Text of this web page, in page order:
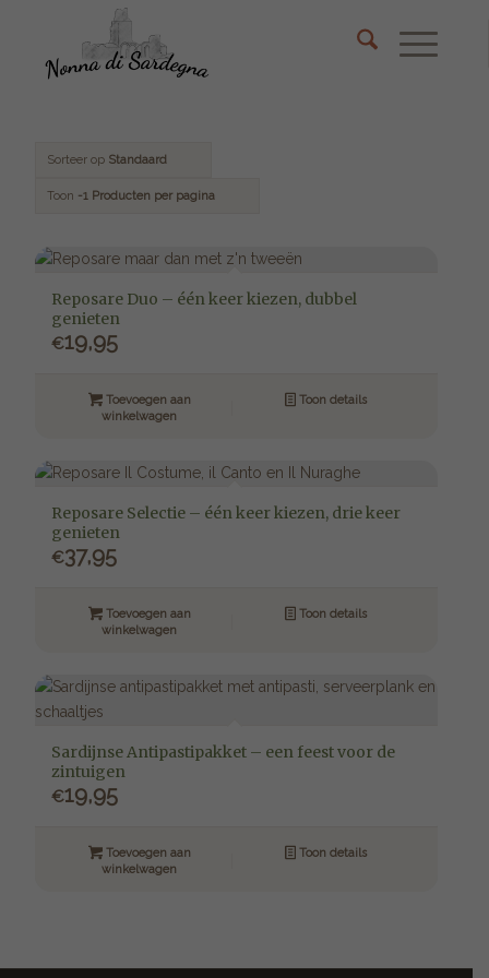
Sorteer op Standaard
Toon -1 Producten per pagina
Reposare Duo – één keer kiezen, dubbel
genieten
€19,95
Toevoegen aan
winkelwagen
Toon details
Reposare Selectie – één keer kiezen, drie keer
genieten
€37,95
Toevoegen aan
winkelwagen
Toon details
Sardijnse Antipastipakket – een feest voor de
zintuigen
€19,95
Toevoegen aan
winkelwagen
Toon details